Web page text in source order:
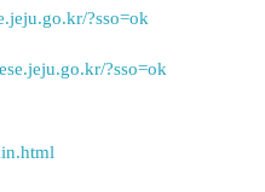
?sso=ok
?sso=ok